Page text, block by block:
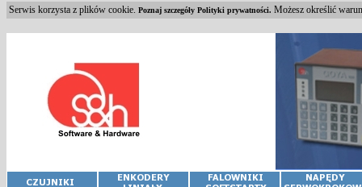
Serwis korzysta z plików cookie. Poznaj szczegóły Polityki prywatności. Możesz określić